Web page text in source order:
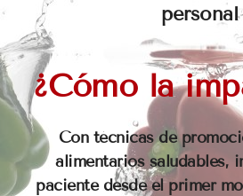
personal
¿Cómo la
Con técnicas de
alimentarios saludables,
paciente desde el primer